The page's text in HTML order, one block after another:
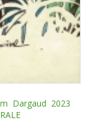
Dargaud 2023